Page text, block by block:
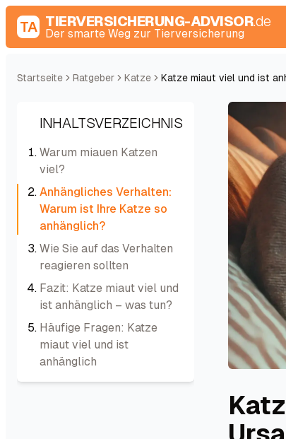
TA TIERVERSICHERUNG-ADVISOR.de
Der smarte Weg zur Tierversicherung
Startseite Ratgeber Katze Katze miaut viel und ist
INHALTSVERZEICHNIS
Warum miauen Katzen
viel?
Anhängliches Verhalten:
Warum ist Ihre Katze so
anhänglich?
Wie Sie auf das Verhalten
reagieren sollten
Fazit: Katze miaut viel und
ist anhänglich – was tun?
Häufige Fragen: Katze
miaut viel und ist
anhänglich